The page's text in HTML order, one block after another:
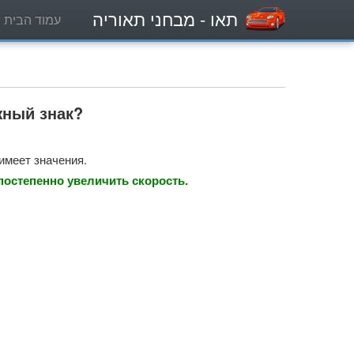
תאו - מבחני תאוריה עמוד הבית
знак?
значения.
увеличить скорость.